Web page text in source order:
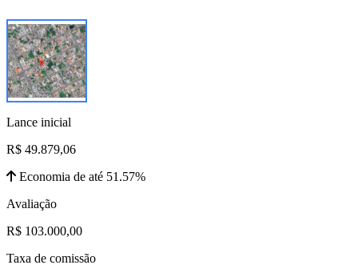
Lance inicial
R$ 49.879,06
Economia de até 51.57%
Avaliação
R$ 103.000,00
Taxa de comissão